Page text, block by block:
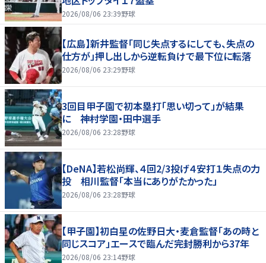
2026/08/06 23:39野球
【広島】新井監督「同じ失点するにしても、失点の
仕方が」押し出しから逆転負けで最下位に転落
2026/08/06 23:29野球
3回目甲子園で初本塁打「思い切って」が結果
に 神村学園・田中選手
2026/08/06 23:28野球
【DeNA】若松尚輝、４回2/3投げ４安打１失点の力
投 相川監督「本当にありがたかった」
2026/08/06 23:28野球
【甲子園】初白星の佐野日大・麦倉監督「あの時と
同じスコア」エースで臨んだ完封勝利から37年
2026/08/06 23:14野球